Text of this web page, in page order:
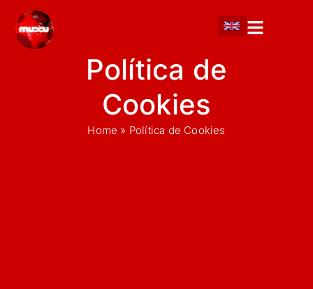
contenido
Política de
Cookies
Home » Política de Cookies